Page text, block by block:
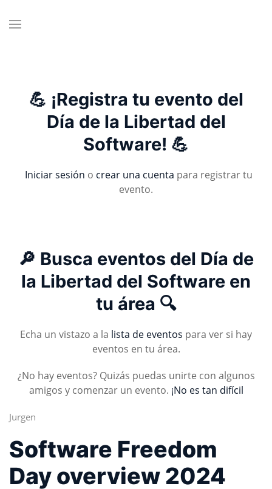
💪 ¡Registra tu evento del
Día de la Libertad del
Software! 💪
Iniciar sesión o crear una cuenta para registrar tu
evento.
🔎 Busca eventos del Día de
la Libertad del Software en
tu área 🔍
Echa un vistazo a la lista de eventos para ver si hay
eventos en tu área.
¿No hay eventos? Quizás puedas unirte con algunos
amigos y comenzar un evento. ¡No es tan difícil
Jurgen
Software Freedom
Day overview 2024